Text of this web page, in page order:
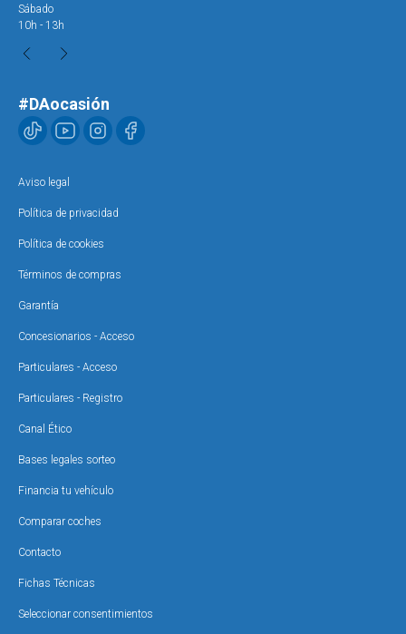
Sábado
10h - 13h
#DAocasión
Aviso legal
Política de privacidad
Política de cookies
Términos de compras
Garantía
Concesionarios - Acceso
Particulares - Acceso
Particulares - Registro
Canal Ético
Bases legales sorteo
Financia tu vehículo
Comparar coches
Contacto
Fichas Técnicas
Seleccionar consentimientos